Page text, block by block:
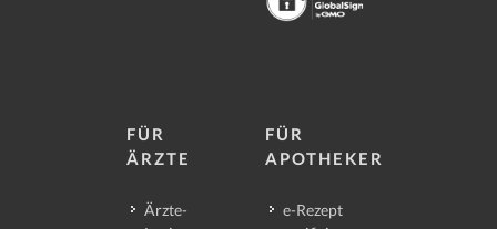
FÜR
ÄRZTE
Ärzte-
FÜR
APOTHEKER
e-Rezept